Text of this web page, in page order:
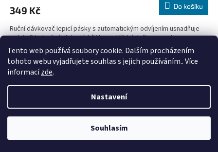
Tento web používá soubory cookie. Dalším procházením
tohoto webu vyjadřujete souhlas s jejich používáním.. Více
informacízde.
Nastavení
Souhlasím
349 Kč Do košíku
Ruční dávkovač lepicí pásky s automatickým odvíjením usnadňuje
práci při balení zásilek, dárků i kancelářských činnostech.
Ergonomický design umožňuje pohodlné ovládání jednou...